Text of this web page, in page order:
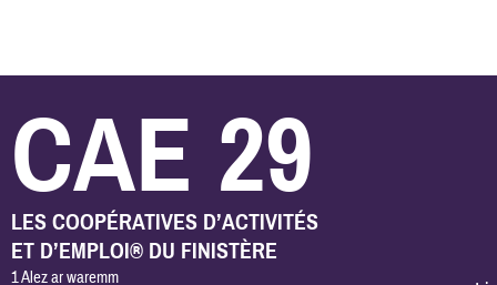
CAE 29
LES COOPÉRATIVES D’ACTIVITÉS
ET D’EMPLOI® DU FINISTÈRE
1 Alez ar waremm